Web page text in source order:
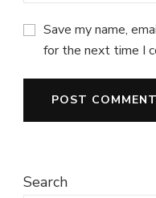
Save my name,
for the next time I
Search